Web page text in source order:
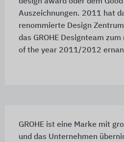
Auszeichnungen. 2011 hat
renommierte Design
das GROHE Designteam
of the year 2011/2012
GROHE ist eine Marke mit
und das Unternehmen